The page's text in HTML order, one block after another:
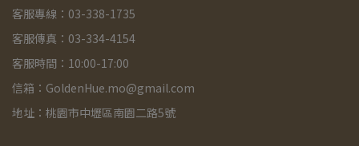
客服專線：03-338-1735
客服傳真：03-334-4154
客服時間：10:00-17:00
信箱：GoldenHue.mo@gmail.com
地址：桃園市中壢區南園二路5號